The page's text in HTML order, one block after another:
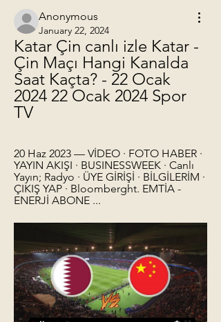
Anonymous
January 22, 2024
Katar Çin canlı izle Katar -
Çin Maçı Hangi Kanalda
Saat Kaçta? - 22 Ocak
2024 22 Ocak 2024 Spor
TV
20 Haz 2023 — VİDEO · FOTO HABER ·
YAYIN AKIŞI · BUSINESSWEEK · Canlı
Yayın; Radyo · ÜYE GİRİŞİ · BİLGİLERİM ·
ÇIKIŞ YAP · Bloomberght. EMTİA -
ENERJİ ABONE ...